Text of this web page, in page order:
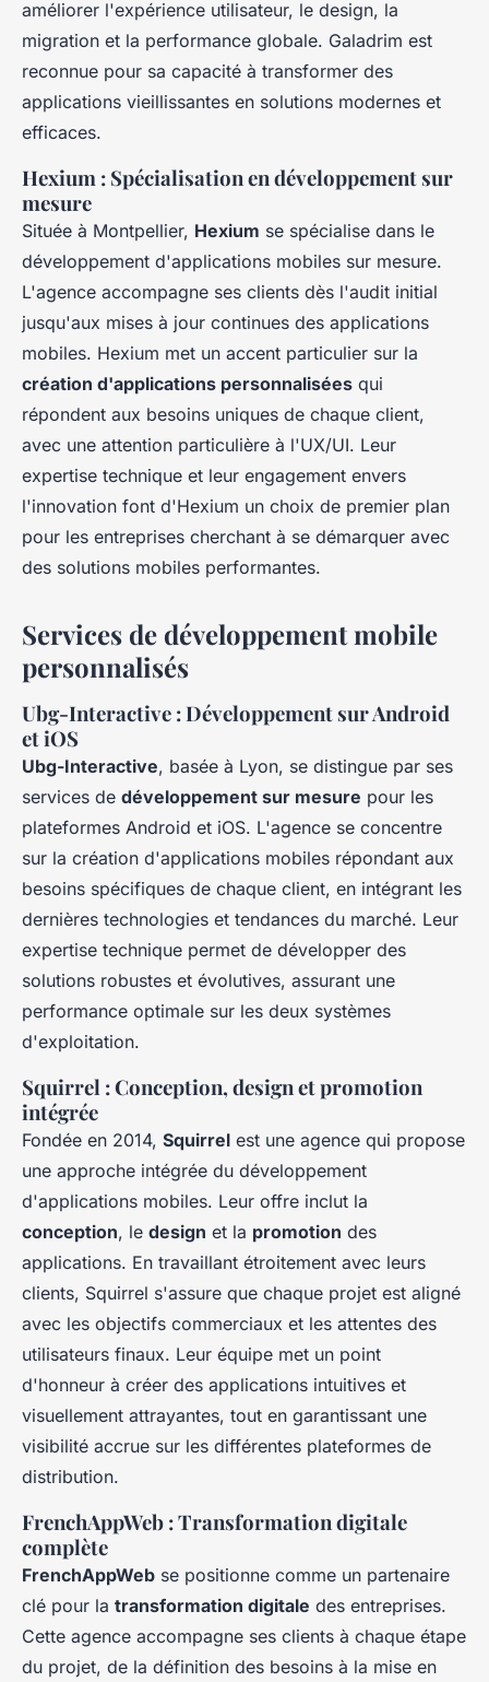
améliorer l'expérience utilisateur, le design, la
migration et la performance globale. Galadrim est
reconnue pour sa capacité à transformer des
applications vieillissantes en solutions modernes et
efficaces.
Hexium : Spécialisation en développement sur
mesure
Située à Montpellier, Hexium se spécialise dans le
développement d'applications mobiles sur mesure.
L'agence accompagne ses clients dès l'audit initial
jusqu'aux mises à jour continues des applications
mobiles. Hexium met un accent particulier sur la
création d'applications personnalisées qui
répondent aux besoins uniques de chaque client,
avec une attention particulière à l'UX/UI. Leur
expertise technique et leur engagement envers
l'innovation font d'Hexium un choix de premier plan
pour les entreprises cherchant à se démarquer avec
des solutions mobiles performantes.
Services de développement mobile
personnalisés
Ubg-Interactive : Développement sur Android
et iOS
Ubg-Interactive, basée à Lyon, se distingue par ses
services de développement sur mesure pour les
plateformes Android et iOS. L'agence se concentre
sur la création d'applications mobiles répondant aux
besoins spécifiques de chaque client, en intégrant les
dernières technologies et tendances du marché. Leur
expertise technique permet de développer des
solutions robustes et évolutives, assurant une
performance optimale sur les deux systèmes
d'exploitation.
Squirrel : Conception, design et promotion
intégrée
Fondée en 2014, Squirrel est une agence qui propose
une approche intégrée du développement
d'applications mobiles. Leur offre inclut la
conception, le design et la promotion des
applications. En travaillant étroitement avec leurs
clients, Squirrel s'assure que chaque projet est aligné
avec les objectifs commerciaux et les attentes des
utilisateurs finaux. Leur équipe met un point
d'honneur à créer des applications intuitives et
visuellement attrayantes, tout en garantissant une
visibilité accrue sur les différentes plateformes de
distribution.
FrenchAppWeb : Transformation digitale
complète
FrenchAppWeb se positionne comme un partenaire
clé pour la transformation digitale des entreprises.
Cette agence accompagne ses clients à chaque étape
du projet, de la définition des besoins à la mise en